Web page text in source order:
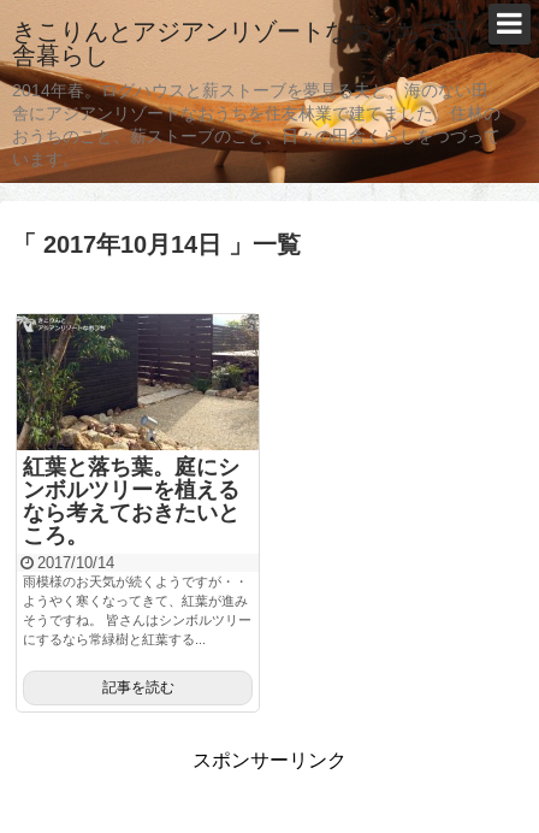
きこりんとアジアンリゾートなおうちで田
舎暮らし
2014年春。ログハウスと薪ストーブを夢見る夫と、海のない田
舎にアジアンリゾートなおうちを住友林業で建てました。住林の
おうちのこと、薪ストーブのこと、日々の田舎くらしをつづって
います。
「 2017年10月14日 」一覧
紅葉と落ち葉。庭にシ
ンボルツリーを植える
なら考えておきたいと
ころ。
2017/10/14
雨模様のお天気が続くようですが・・
ようやく寒くなってきて、紅葉が進み
そうですね。 皆さんはシンボルツリー
にするなら常緑樹と紅葉する...
記事を読む
スポンサーリンク